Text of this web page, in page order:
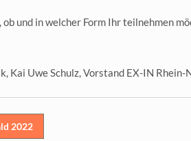
und in welcher Form Ihr teilnehmen
Kai Uwe Schulz, Vorstand EX-IN Rhein-
2022